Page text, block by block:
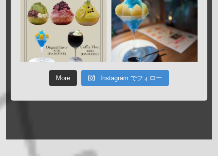
More Instagram でフォロー